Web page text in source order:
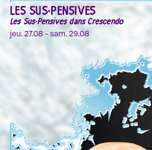
LES SUS·PENSIVES
Les Sus·Pensives dans Crescendo
jeu. 27.08 - sam. 29.08